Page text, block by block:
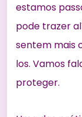
estamos
pode trazer
sentem mais
los. Vamos
proteger.